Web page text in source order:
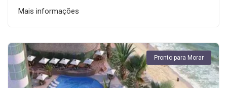
Mais informações
Pronto para Morar